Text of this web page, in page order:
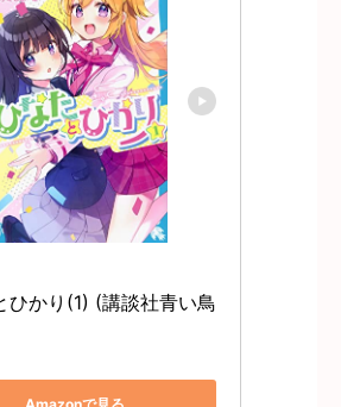
ひかり(1) (講談社青い鳥
Amazonで見る